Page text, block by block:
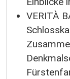
VERITÀ